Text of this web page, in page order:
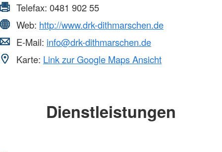
Telefax: 0481 902 55
Web: http://www.drk-dithmarschen.de
E-Mail: info@drk-dithmarschen.de
Karte: Link zur Google Maps Ansicht
Dienstleistungen